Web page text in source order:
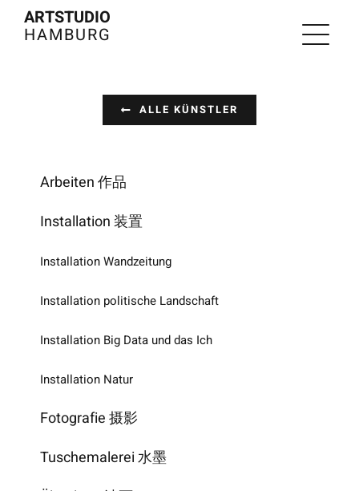
Zum
Inhalt
ARTSTUDIO
HAMBURG
ALLE KÜNSTLER
Arbeiten 作品
Installation 装置
Installation Wandzeitung
Installation politische Landschaft
Installation Big Data und das Ich
Installation Natur
Fotografie 摄影
Tuschemalerei 水墨